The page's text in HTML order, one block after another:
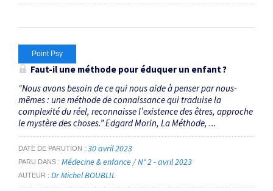
Point Psy
Faut-il une méthode pour éduquer un enfant ?
“Nous avons besoin de ce qui nous aide à penser par nous-
mêmes : une méthode de connaissance qui traduise la
complexité du réel, reconnaisse l’existence des êtres, approche
le mystère des choses.” Edgard Morin, La Méthode, ...
DATE DE PARUTION 30 avril 2023
PARU DANS Médecine & enfance / N° 2 - avril 2023
AUTEUR Dr Michel BOUBLIL